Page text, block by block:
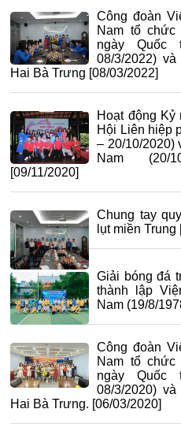
Công đoàn
Nam tổ chức
ngày Quốc
08/3/2022)
Hai Bà Trưng [08/03/2022]
Hoạt động Kỷ
Hội Liên hiệp
– 20/10/2020)
Nam (20/
[09/11/2020]
Chung tay
lụt miền Trung
Giải bóng đá
thành lập
Nam (19/8/
Công đoàn
Nam tổ chức
ngày Quốc
08/3/2020)
Hai Bà Trưng. [06/03/2020]